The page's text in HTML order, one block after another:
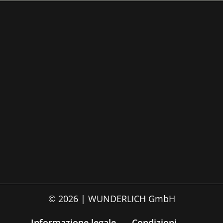
© 2026 | WUNDERLICH GmbH